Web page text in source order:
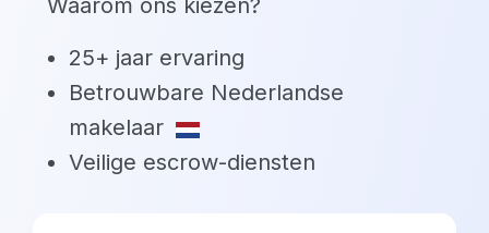
Waarom ons kiezen?
25+ jaar ervaring
Betrouwbare Nederlandse
makelaar
Veilige escrow-diensten